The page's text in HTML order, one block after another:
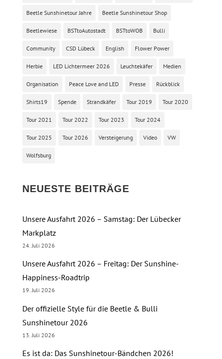
Beetle Sunshinetour Jahre Beetle Sunshinetour Shop
Beetlewiese BSTtoAutostadt BSTtoWOB Bulli
Community CSD Lübeck English Flower Power
Herbie LED Lichtermeer 2026 Leuchtekäfer Medien
Organisation Peace Love and LED Presse Rückblick
Shirts19 Spende Strandkäfer Tour 2019 Tour 2020
Tour 2021 Tour 2022 Tour 2023 Tour 2024
Tour 2025 Tour 2026 Versteigerung Video VW
Wolfsburg
NEUESTE BEITRÄGE
Unsere Ausfahrt 2026 – Samstag: Der Lübecker
Markplatz
24. Juli 2026
Unsere Ausfahrt 2026 – Freitag: Der Sunshine-
Happiness-Roadtrip
19. Juli 2026
Der offizielle Style für die Beetle & Bulli
Sunshinetour 2026
13. Juli 2026
Es ist da: Das Sunshinetour-Bändchen 2026!